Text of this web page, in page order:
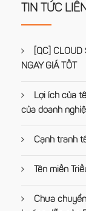
TIN TỨC
[QC] CLOUD
NGAY GIÁ TỐT
Lợi ích của
của doanh
Cạnh tranh
Tên miền
Chưa